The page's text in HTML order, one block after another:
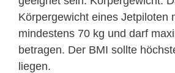
Körpergewicht eines Jetpiloten
mindestens 70 kg und darf
betragen. Der BMI sollte
liegen.